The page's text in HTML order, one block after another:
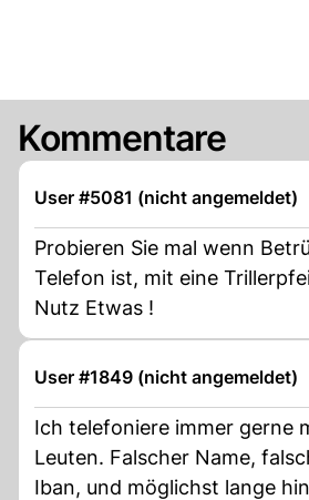
Kommentare
User #5081 (nicht angemeldet)
Probieren Sie mal wenn
Telefon ist, mit eine
Nutz Etwas !
User #1849 (nicht angemeldet)
Ich telefoniere immer gerne
Leuten. Falscher Name,
Iban, und möglichst lange